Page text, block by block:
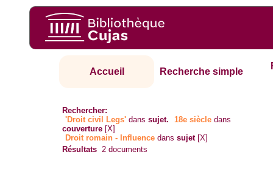
Accueil Recherche simple
Rechercher:
'Droit civil Legs' danssujet. 18e siècle dans
couverture [X]
Droit romain - Influence danssujet [X]
Résultats 2 documents